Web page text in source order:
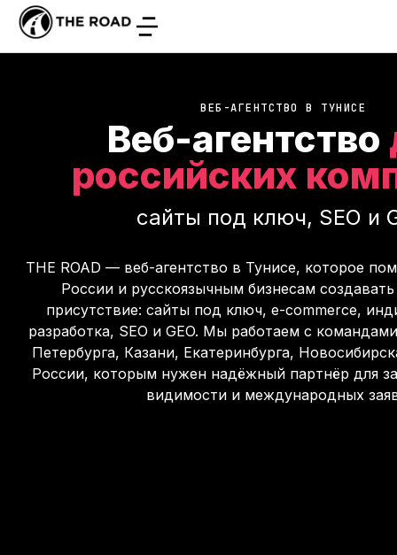
ВЕБ-АГЕНТСТВО В ТУНИСЕ
Веб-агентство
российских
сайты под ключ, SEO и
THE ROAD — веб-агентство в Тунисе, которое
России и русскоязычным бизнесам
присутствие: сайты под ключ, e-commerce,
разработка, SEO и GEO. Мы работаем с
Петербурга, Казани, Екатеринбурга,
России, которым нужен надёжный партнёр для
видимости и международных